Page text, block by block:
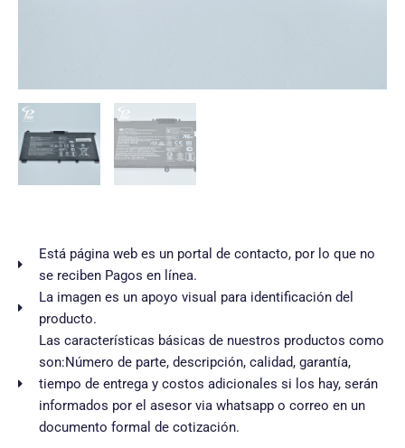
Está página web es un portal de contacto, por lo que no
se reciben Pagos en línea.
La imagen es un apoyo visual para identificación del
producto.
Las características básicas de nuestros productos como
son:Número de parte, descripción, calidad, garantía,
tiempo de entrega y costos adicionales si los hay, serán
informados por el asesor via whatsapp o correo en un
documento formal de cotización.